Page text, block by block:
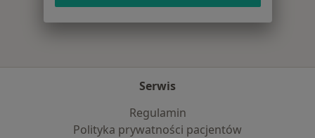
Serwis
Regulamin
Polityka prywatności pacjentów